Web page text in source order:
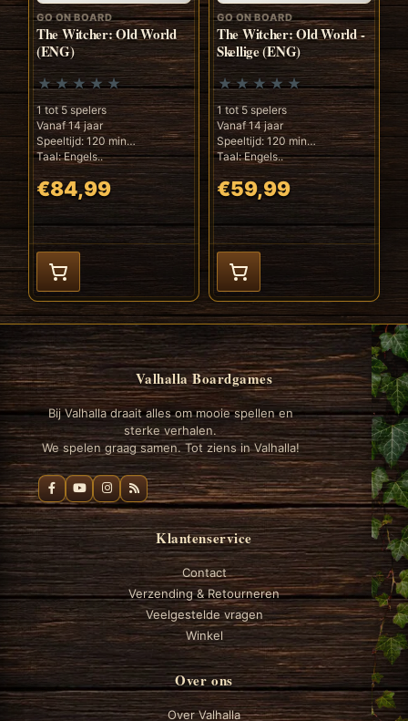
GO ON BOARD
The Witcher: Old World
(ENG)
1 tot 5 spelers
Vanaf 14 jaar
Speeltijd: 120 min
Taal: Engels..
€84,99
GO ON BOARD
The Witcher: Old World -
Skellige (ENG)
1 tot 5 spelers
Vanaf 14 jaar
Speeltijd: 120 min
Taal: Engels..
€59,99
Valhalla Boardgames
Bij Valhalla draait alles om mooie spellen en
sterke verhalen.
We spelen graag samen. Tot ziens in Valhalla!
Klantenservice
Contact
Verzending & Retourneren
Veelgestelde vragen
Winkel
Over ons
Over Valhalla